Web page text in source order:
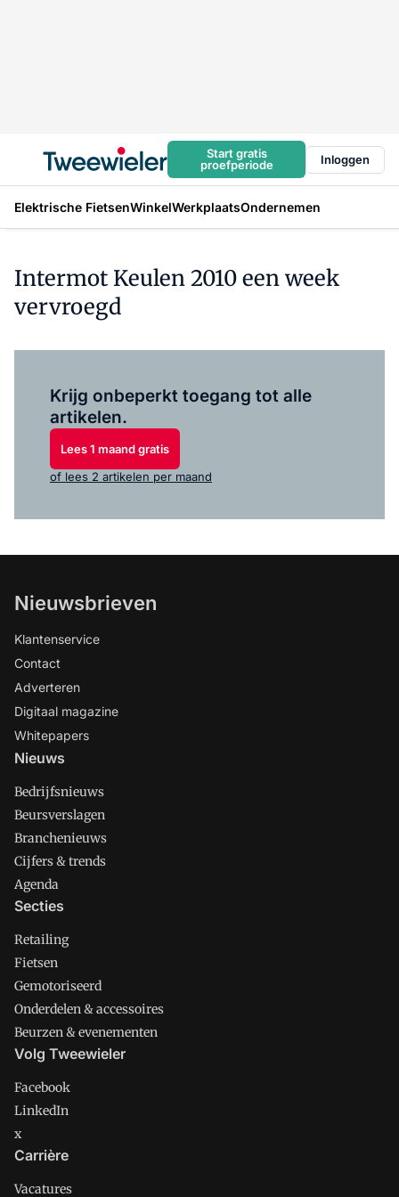
Start gratis
proefperiode
Inloggen
Elektrische FietsenWinkelWerkplaatsOndernemen
Intermot Keulen 2010 een week
vervroegd
Krijg onbeperkt toegang tot alle
artikelen.
Lees 1 maand gratis
of lees 2 artikelen per maand
Nieuwsbrieven
Klantenservice
Contact
Adverteren
Digitaal magazine
Whitepapers
Nieuws
Bedrijfsnieuws
Beursverslagen
Branchenieuws
Cijfers & trends
Agenda
Secties
Retailing
Fietsen
Gemotoriseerd
Onderdelen & accessoires
Beurzen & evenementen
Volg Tweewieler
Facebook
LinkedIn
x
Carrière
Vacatures